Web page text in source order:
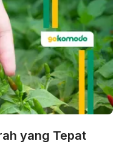
yang Tepat